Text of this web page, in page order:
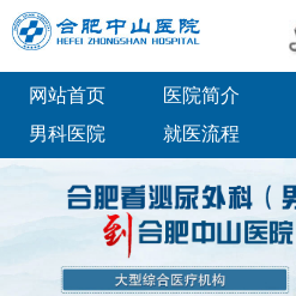
网站首页 医院简介
男科医院
就医流程